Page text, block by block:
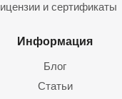
и сертификаты
Информация
Блог
Статьи